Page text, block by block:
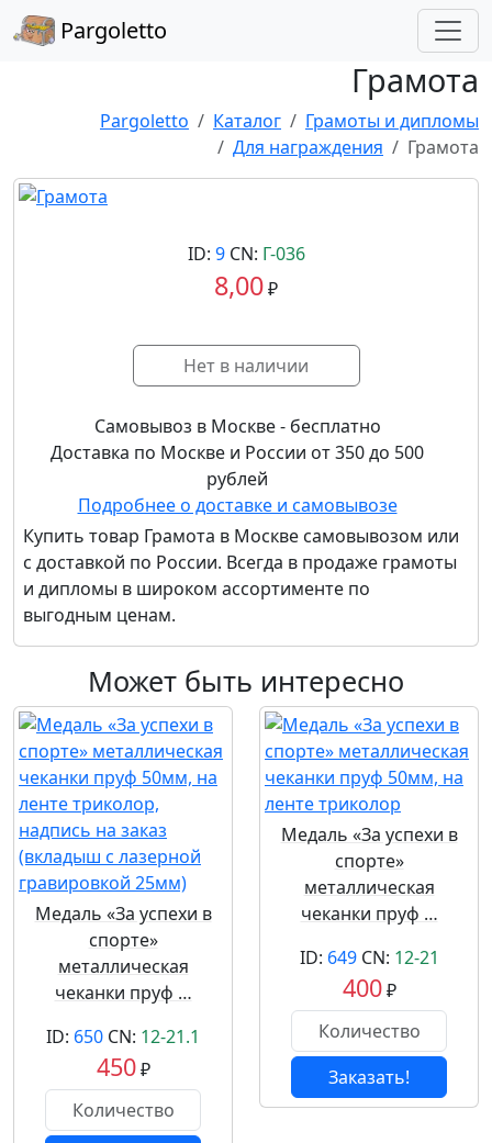
Pargoletto
Грамота
Pargoletto Каталог
Грамоты и дипломы
Для награждения
Грамота
ID: 9CN: Г-036
8,00₽
Нет в наличии
Самовывоз в Москве - бесплатно
Доставка по Москве и России от 350 до 500
рублей
Подробнее о доставке и самовывозе
Купить товар Грамота в Москве самовывозом или
с доставкой по России. Всегда в продаже грамоты
и дипломы в широком ассортименте по
выгодным ценам.
Может быть интересно
Медаль «За успехи в
спорте»
металлическая
чеканки пруф …
ID: 650 CN: 12-21.1
450₽
Медаль «За успехи в
спорте»
металлическая
чеканки пруф …
ID: 649CN: 12-21
400₽
Заказать!